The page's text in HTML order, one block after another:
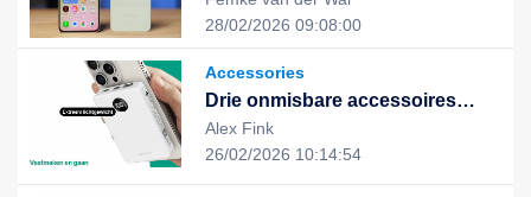
uitstekende prestaties en stijlvol
28/02/2026 09:08:00
Accessories
Drie onmisbare accessoires
voor een slimme, duurzame en
geïntegreerde digitale ervaring
Alex Fink
26/02/2026 10:14:54